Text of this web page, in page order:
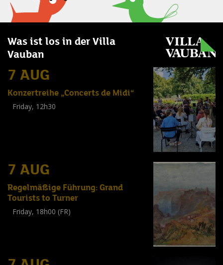
Was ist los in der Villa
Vauban
7 AUG
Konzertreihe „Concerts de Midi“
Friday, 12h30
7 AUG
Regelmäßige Führung: Grand
Tourists to Turner
Friday, 18h00 (FR)